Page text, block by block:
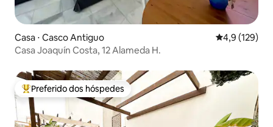
Casa ⋅ Casco Antiguo 4,9 de uma
4,9 (129)
Casa Joaquín Costa, 12 Alameda H.
Entre os melhores preferidos dos hóspedes
Preferido dos hóspedes